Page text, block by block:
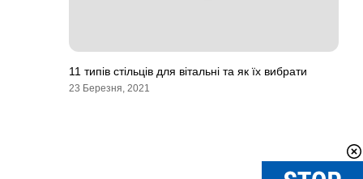
11 типів стільців для вітальні та як їх вибрати
23 Березня, 2021